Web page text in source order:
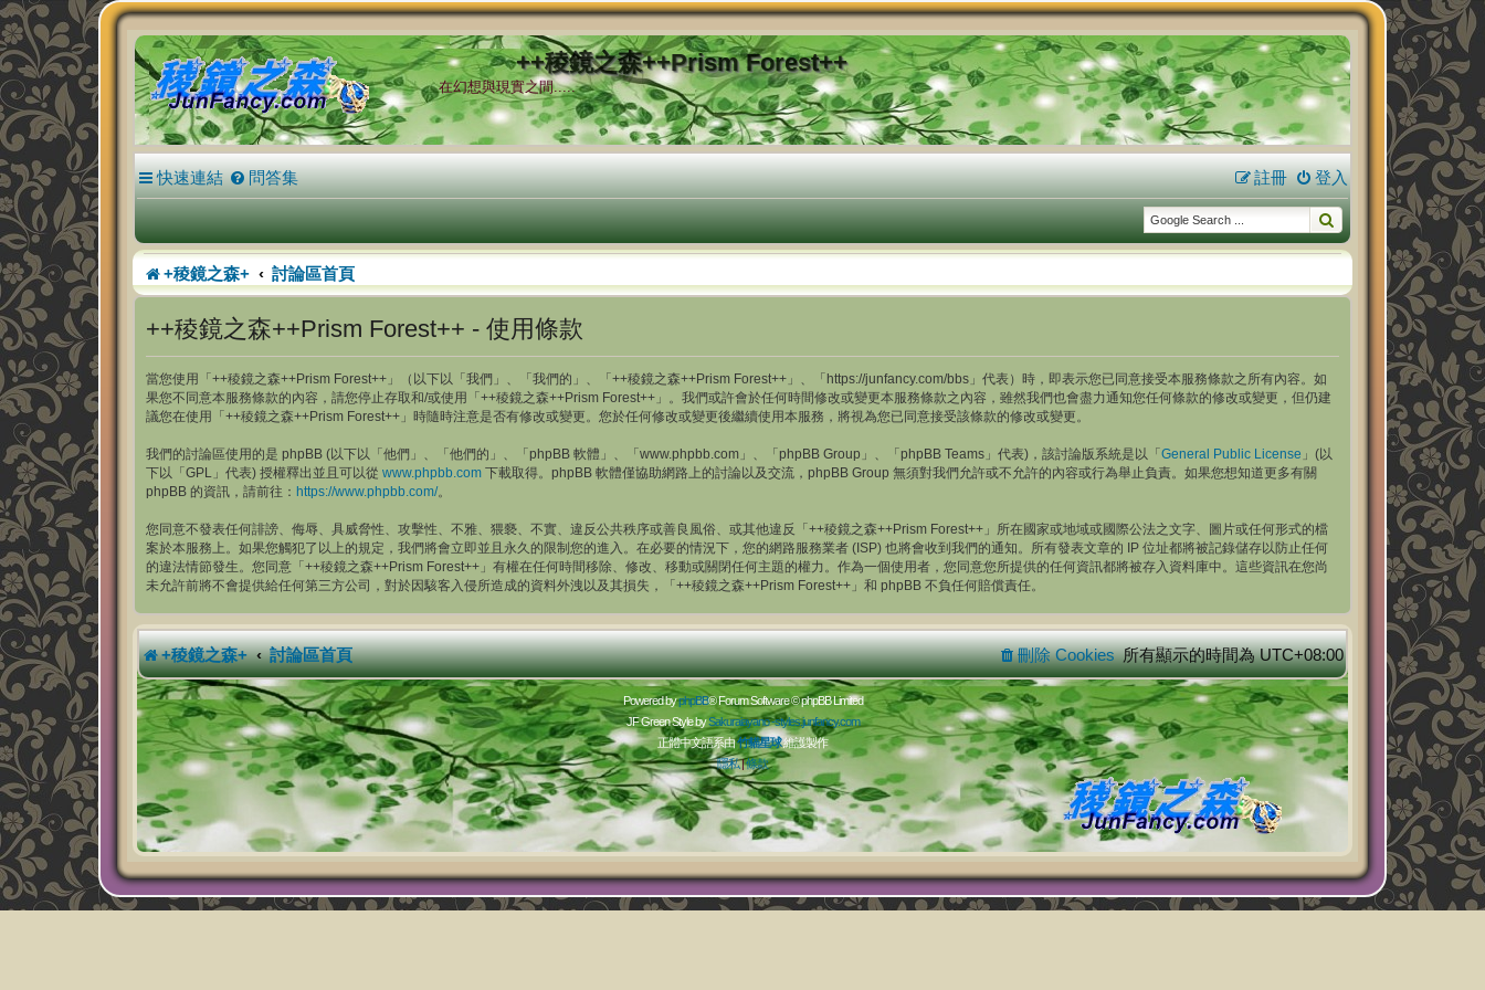
++稜鏡之森++Prism Forest++
在幻想與現實之間.....
快速連結 問答集 登入
註冊
+稜鏡之森+ 討論區首頁
++稜鏡之森++Prism Forest++ - 使用條款
當您使用「++稜鏡之森++Prism Forest++」（以下以「我們」、「我們的」、「++稜鏡之森++Prism Forest++」、「https://junfancy.com/bbs」代表）時，即表示您已同意接受本服務條款之所有內容。如
果您不同意本服務條款的內容，請您停止存取和/或使用「++稜鏡之森++Prism Forest++」。我們或許會於任何時間修改或變更本服務條款之內容，雖然我們也會盡力通知您任何條款的修改或變更，但仍建
議您在使用「++稜鏡之森++Prism Forest++」時隨時注意是否有修改或變更。您於任何修改或變更後繼續使用本服務，將視為您已同意接受該條款的修改或變更。
我們的討論區使用的是 phpBB (以下以「他們」、「他們的」、「phpBB 軟體」、「www.phpbb.com」、「phpBB Group」、「phpBB Teams」代表)，該討論版系統是以「General Public License 」(以
下以「GPL」代表) 授權釋出並且可以從 www.phpbb.com 下載取得。phpBB 軟體僅協助網路上的討論以及交流，phpBB Group 無須對我們允許或不允許的內容或行為舉止負責。如果您想知道更多有關
phpBB 的資訊，請前往： https://www.phpbb.com/。
您同意不發表任何誹謗、侮辱、具威脅性、攻擊性、不雅、猥褻、不實、違反公共秩序或善良風俗、或其他違反「++稜鏡之森++Prism Forest++」所在國家或地域或國際公法之文字、圖片或任何形式的檔
案於本服務上。如果您觸犯了以上的規定，我們將會立即並且永久的限制您的進入。在必要的情況下，您的網路服務業者 (ISP) 也將會收到我們的通知。所有發表文章的 IP 位址都將被記錄儲存以防止任何
的違法情節發生。您同意「++稜鏡之森++Prism Forest++」有權在任何時間移除、修改、移動或關閉任何主題的權力。作為一個使用者，您同意您所提供的任何資訊都將被存入資料庫中。這些資訊在您尚
未允許前將不會提供給任何第三方公司，對於因駭客入侵所造成的資料外洩以及其損失，「++稜鏡之森++Prism Forest++」和 phpBB 不負任何賠償責任。
+稜鏡之森+ 討論區首頁 所有顯示的時間為UTC+08:00
刪除 Cookies
Powered byphpBB® Forum Software © phpBB Limited
JF Green Style bySakuraiayano -styles.junfancy.com
正體中文語系由竹貓星球維護製作
隱私|條款